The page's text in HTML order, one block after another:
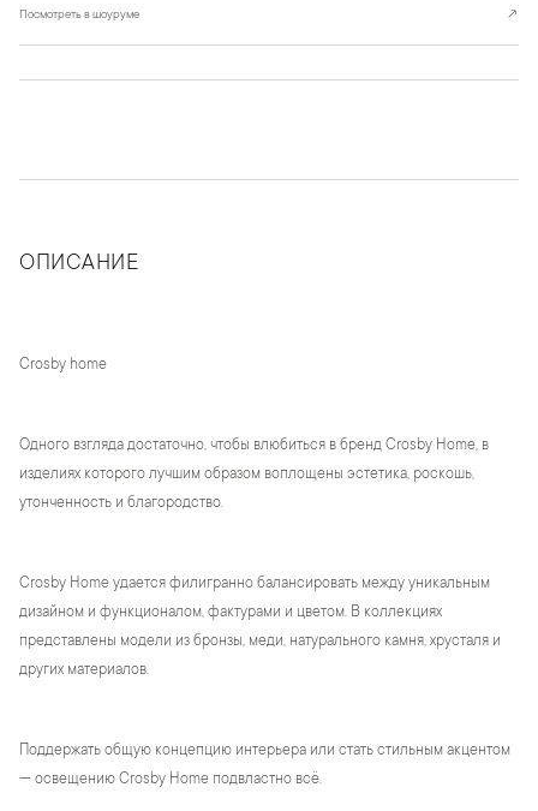
Посмотреть в шоуруме ↗
ОПИСАНИЕ
Crosby home
Одного взгляда достаточно, чтобы влюбиться в бренд Crosby Home, в
изделиях которого лучшим образом воплощены эстетика, роскошь,
утонченность и благородство.
Crosby Home удается филигранно балансировать между уникальным
дизайном и функционалом, фактурами и цветом. В коллекциях
представлены модели из бронзы, меди, натурального камня, хрусталя и
других материалов.
Поддержать общую концепцию интерьера или стать стильным акцентом
— освещению Crosby Home подвластно всё.